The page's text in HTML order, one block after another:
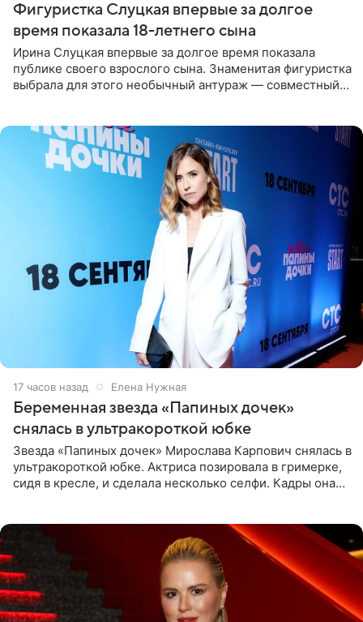
Фигуристка Слуцкая впервые за долгое
время показала 18-летнего сына
Ирина Слуцкая впервые за долгое время показала
публике своего взрослого сына. Знаменитая фигуристка
выбрала для этого необычный антураж — совместный
17 часов назад Елена Нужная
Беременная звезда «Папиных дочек»
снялась в ультракороткой юбке
Звезда «Папиных дочек» Мирослава Карпович снялась в
ультракороткой юбке. Актриса позировала в гримерке,
сидя в кресле, и сделала несколько селфи. Кадры она